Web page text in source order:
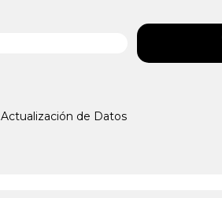
Actualización de Datos